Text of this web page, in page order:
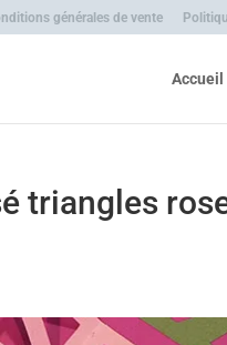
générales de vente
Accueil
triangles